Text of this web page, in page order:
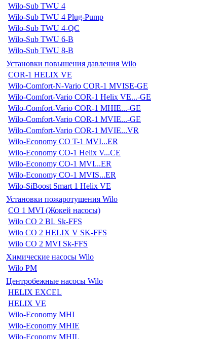
Wilo-Sub TWU 4
Wilo-Sub TWU 4 Plug-Pump
Wilo-Sub TWU 4-QC
Wilo-Sub TWU 6-B
Wilo-Sub TWU 8-B
Установки повышения давления Wilo
COR-1 HELIX VE
Wilo-Comfort-N-Vario COR-1 MVISE-GE
Wilo-Comfort-Vario COR-1 Helix VE...-GE
Wilo-Comfort-Vario COR-1 MHIE...-GE
Wilo-Comfort-Vario COR-1 MVIE...-GE
Wilo-Comfort-Vario COR-1 MVIE...VR
Wilo-Economy CO T-1 MVI...ER
Wilo-Economy CO-1 Helix V...CE
Wilo-Economy CO-1 MVI...ER
Wilo-Economy CO-1 MVIS...ER
Wilo-SiBoost Smart 1 Helix VE
Установки пожаротушения Wilo
CO 1 MVI (Жокей насосы)
Wilo CO 2 BL Sk-FFS
Wilo CO 2 HELIX V SK-FFS
Wilo CO 2 MVI Sk-FFS
Химические насосы Wilo
Wilo PM
Центробежные насосы Wilo
HELIX EXCEL
HELIX VE
Wilo-Economy MHI
Wilo-Economy MHIE
Wilo-Economy MHIL